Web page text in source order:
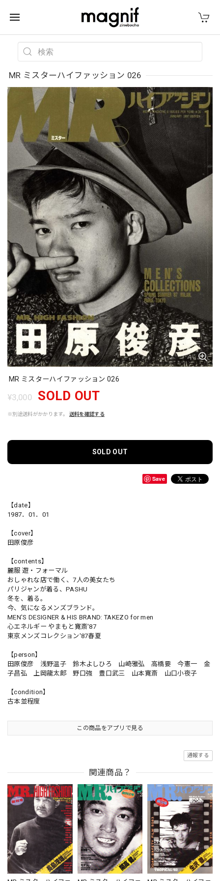
MR ミスターハイファッション 026
MR ミスターハイファッション 026
¥3,000 SOLD OUT
※別途送料がかかります。 送料を確認する
SOLD OUT
Save
【date】
1987．01．01
【cover】
田原俊彦
【contents】
麗服 遊・フォーマル
おしゃれな店で働く、7人の美女たち
パリジャンが着る、PASHU
冬を、着る。
今、気になるメンズブランド。
MEN'S DESIGNER & HIS BRAND: TAKEZO for men
心エネルギー やまもと寛斎'87
東京メンズコレクション'87春夏
【person】
田原俊彦 浅野温子 鈴木よしひろ 山崎雅弘 高橋要 今憲一 金
子昌弘 上岡龍太郎 野口強 豊口武三 山本寛斎 山口小夜子
【condition】
古本並程度
この商品をアプリで見る
通報する
関連商品？